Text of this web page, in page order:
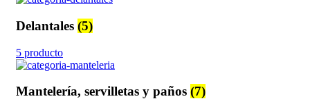
Delantales (5)
5 producto
Mantelería, servilletas y paños (7)